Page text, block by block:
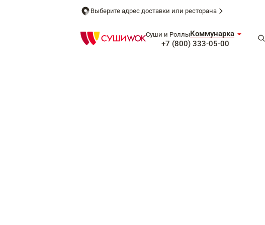
Выберите адрес доставки или ресторана
Суши и РоллыКоммунарка
+7 (800) 333-05-00